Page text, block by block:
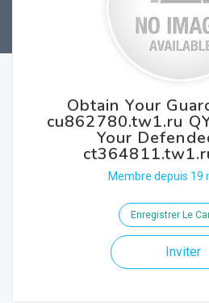
Obtain Your
cu862780.tw1.ru
Your
Membre depuis 19
Enregistrer Le
Inviter